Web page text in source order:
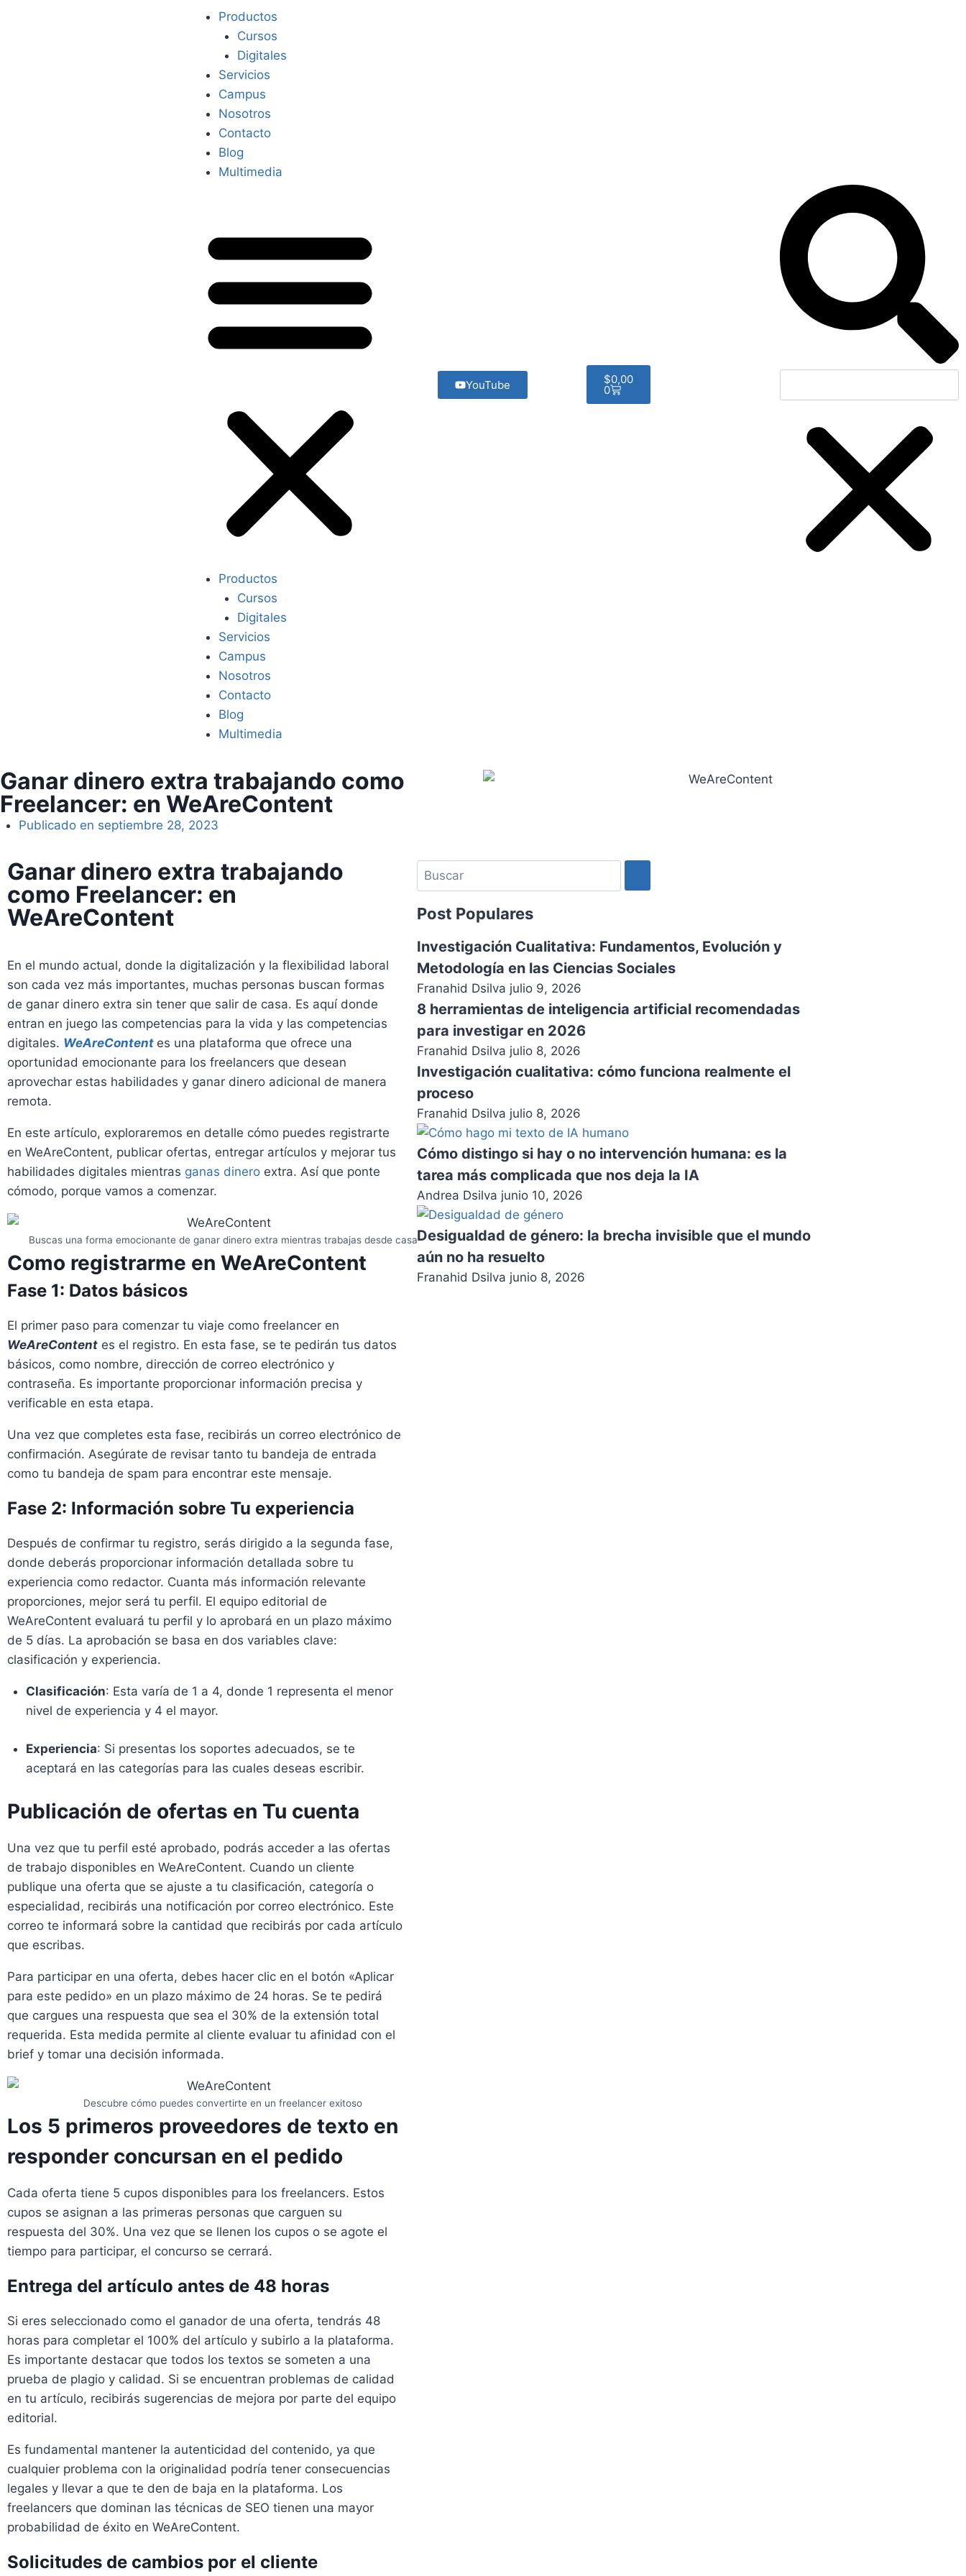
Productos
Cursos
Digitales
Servicios
Campus
Nosotros
Contacto
Blog
Multimedia
Productos
Cursos
Digitales
Servicios
Campus
Nosotros
Contacto
Blog
Multimedia
YouTube $0,00
0
Ganar dinero extra trabajando como
Freelancer: en WeAreContent
Publicado en septiembre 28, 2023
Ganar dinero extra trabajando
como Freelancer: en
WeAreContent
En el mundo actual, donde la digitalización y la flexibilidad laboral
son cada vez más importantes, muchas personas buscan formas
de ganar dinero extra sin tener que salir de casa. Es aquí donde
entran en juego las competencias para la vida y las competencias
digitales. WeAreContent es una plataforma que ofrece una
oportunidad emocionante para los freelancers que desean
aprovechar estas habilidades y ganar dinero adicional de manera
remota.
En este artículo, exploraremos en detalle cómo puedes registrarte
en WeAreContent, publicar ofertas, entregar artículos y mejorar tus
habilidades digitales mientras ganas dinero extra. Así que ponte
cómodo, porque vamos a comenzar.
Buscas una forma emocionante de ganar dinero extra mientras trabajas desde casa
Como registrarme en WeAreContent
Fase 1: Datos básicos
El primer paso para comenzar tu viaje como freelancer en
WeAreContent es el registro. En esta fase, se te pedirán tus datos
básicos, como nombre, dirección de correo electrónico y
contraseña. Es importante proporcionar información precisa y
verificable en esta etapa.
Una vez que completes esta fase, recibirás un correo electrónico de
confirmación. Asegúrate de revisar tanto tu bandeja de entrada
como tu bandeja de spam para encontrar este mensaje.
Fase 2: Información sobre Tu experiencia
Después de confirmar tu registro, serás dirigido a la segunda fase,
donde deberás proporcionar información detallada sobre tu
experiencia como redactor. Cuanta más información relevante
proporciones, mejor será tu perfil. El equipo editorial de
WeAreContent evaluará tu perfil y lo aprobará en un plazo máximo
de 5 días. La aprobación se basa en dos variables clave:
clasificación y experiencia.
Clasificación: Esta varía de 1 a 4, donde 1 representa el menor
nivel de experiencia y 4 el mayor.
Experiencia: Si presentas los soportes adecuados, se te
aceptará en las categorías para las cuales deseas escribir.
Publicación de ofertas en Tu cuenta
Una vez que tu perfil esté aprobado, podrás acceder a las ofertas
de trabajo disponibles en WeAreContent. Cuando un cliente
publique una oferta que se ajuste a tu clasificación, categoría o
especialidad, recibirás una notificación por correo electrónico. Este
correo te informará sobre la cantidad que recibirás por cada artículo
que escribas.
Para participar en una oferta, debes hacer clic en el botón «Aplicar
para este pedido» en un plazo máximo de 24 horas. Se te pedirá
que cargues una respuesta que sea el 30% de la extensión total
requerida. Esta medida permite al cliente evaluar tu afinidad con el
brief y tomar una decisión informada.
Descubre cómo puedes convertirte en un freelancer exitoso
Los 5 primeros proveedores de texto en
responder concursan en el pedido
Cada oferta tiene 5 cupos disponibles para los freelancers. Estos
cupos se asignan a las primeras personas que carguen su
respuesta del 30%. Una vez que se llenen los cupos o se agote el
tiempo para participar, el concurso se cerrará.
Entrega del artículo antes de 48 horas
Si eres seleccionado como el ganador de una oferta, tendrás 48
horas para completar el 100% del artículo y subirlo a la plataforma.
Es importante destacar que todos los textos se someten a una
prueba de plagio y calidad. Si se encuentran problemas de calidad
en tu artículo, recibirás sugerencias de mejora por parte del equipo
editorial.
Es fundamental mantener la autenticidad del contenido, ya que
cualquier problema con la originalidad podría tener consecuencias
legales y llevar a que te den de baja en la plataforma. Los
freelancers que dominan las técnicas de SEO tienen una mayor
probabilidad de éxito en WeAreContent.
Solicitudes de cambios por el cliente
Post Populares
Investigación Cualitativa: Fundamentos, Evolución y
Metodología en las Ciencias Sociales
Franahid Dsilva julio 9, 2026
8 herramientas de inteligencia artificial recomendadas
para investigar en 2026
Franahid Dsilva julio 8, 2026
Investigación cualitativa: cómo funciona realmente el
proceso
Franahid Dsilva julio 8, 2026
Cómo distingo si hay o no intervención humana: es la
tarea más complicada que nos deja la IA
Andrea Dsilva junio 10, 2026
Desigualdad de género: la brecha invisible que el mundo
aún no ha resuelto
Franahid Dsilva junio 8, 2026